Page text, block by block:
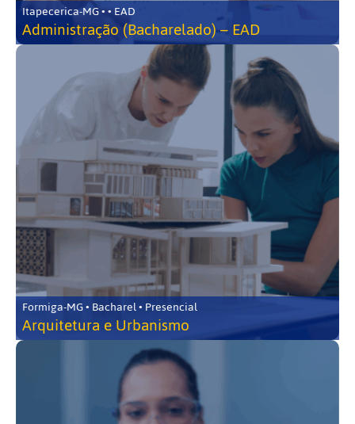
Itapecerica-MG • • EAD
Administração (Bacharelado) – EAD
Formiga-MG • Bacharel • Presencial
Arquitetura e Urbanismo